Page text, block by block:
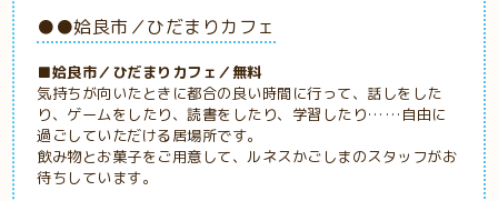
●●姶良市／ひだまりカフェ
■姶良市／ひだまりカフェ／無料
気持ちが向いたときに都合の良い時間に行って、話しをした
り、ゲームをしたり、読書をしたり、学習したり……自由に
過ごしていただける居場所です。
飲み物とお菓子をご用意して、ルネスかごしまのスタッフがお
待ちしています。